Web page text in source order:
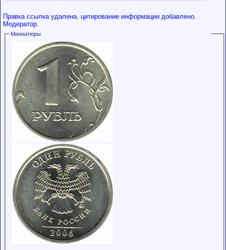
Правка ссылка удалена, цитирование информации добавлено.
Модератор.
Миниатюры